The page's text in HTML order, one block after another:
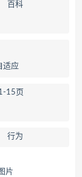
百科
适应
15页
行为
片